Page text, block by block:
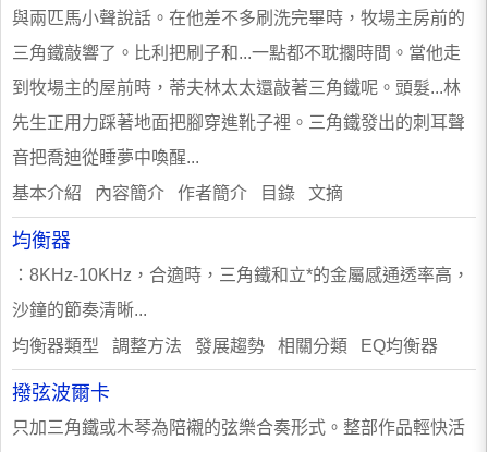
與兩匹馬小聲說話。在他差不多刷洗完畢時，牧場主房前的
三角鐵敲響了。比利把刷子和...一點都不耽擱時間。當他走
到牧場主的屋前時，蒂夫林太太還敲著三角鐵呢。頭髮...林
先生正用力踩著地面把腳穿進靴子裡。三角鐵發出的刺耳聲
音把喬迪從睡夢中喚醒...
基本介紹 內容簡介 作者簡介 目錄 文摘
均衡器
：8KHz-10KHz，合適時，三角鐵和立*的金屬感通透率高，
沙鐘的節奏清晰...
均衡器類型 調整方法 發展趨勢 相關分類 EQ均衡器
撥弦波爾卡
只加三角鐵或木琴為陪襯的弦樂合奏形式。整部作品輕快活